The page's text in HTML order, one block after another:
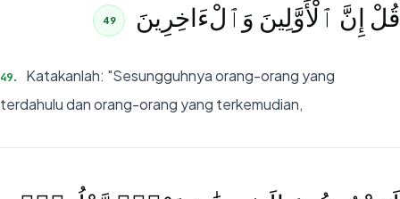
قُلْ إِنَّ ٱلْأَوَّلِينَ وَٱلْءَاخِرِينَ 49
49.
Katakanlah: "Sesungguhnya orang-orang yang
terdahulu dan orang-orang yang terkemudian,